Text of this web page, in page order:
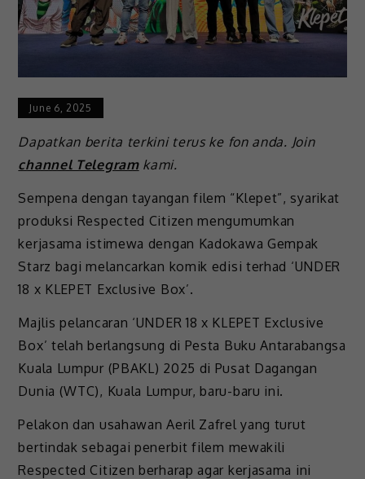
June 6, 2025
Dapatkan berita terkini terus ke fon anda. Join
channel Telegramkami.
Sempena dengan tayangan filem “Klepet”, syarikat
produksi Respected Citizen mengumumkan
kerjasama istimewa dengan Kadokawa Gempak
Starz bagi melancarkan komik edisi terhad ‘UNDER
18 x KLEPET Exclusive Box’.
Majlis pelancaran ‘UNDER 18 x KLEPET Exclusive
Box’ telah berlangsung di Pesta Buku Antarabangsa
Kuala Lumpur (PBAKL) 2025 di Pusat Dagangan
Dunia (WTC), Kuala Lumpur, baru-baru ini.
Pelakon dan usahawan Aeril Zafrel yang turut
bertindak sebagai penerbit filem mewakili
Respected Citizen berharap agar kerjasama ini